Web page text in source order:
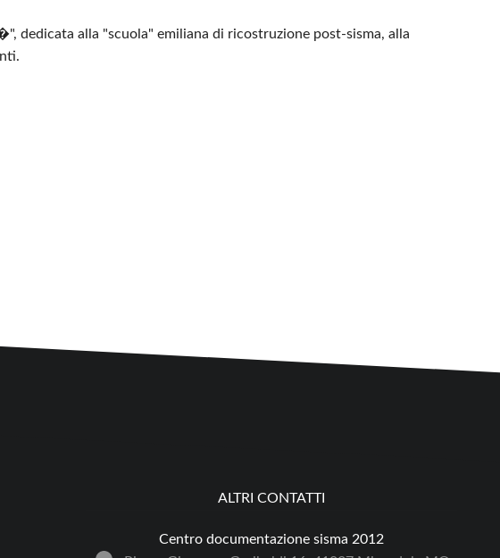
dedicata alla "scuola" emiliana di ricostruzione post-sisma, alla
ALTRI CONTATTI
Centro documentazione sisma 2012